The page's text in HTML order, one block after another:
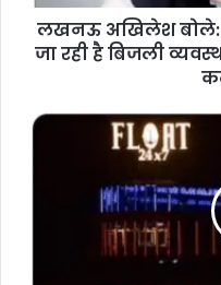
लखनऊ अखिलेश बोले:
जा रही है बिजली